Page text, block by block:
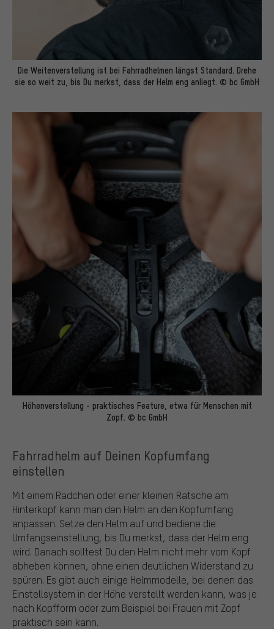
Die Weitenverstellung ist bei Fahrradhelmen längst Standard. Drehe
sie so weit zu, bis Du merkst, dass der Helm eng anliegt. © bc GmbH
Höhenverstellung - praktisches Feature, etwa für Menschen mit
Zopf. © bc GmbH
Fahrradhelm auf Deinen Kopfumfang
einstellen
Mit einem Rädchen oder einer kleinen Ratsche am
Hinterkopf kann man den Helm an den Kopfumfang
anpassen. Setze den Helm auf und bediene die
Umfangseinstellung, bis Du merkst, dass der Helm eng
wird. Danach solltest Du den Helm nicht mehr vom Kopf
abheben können, ohne einen deutlichen Widerstand zu
spüren. Es gibt auch einige Helmmodelle, bei denen das
Einstellsystem in der Höhe verstellt werden kann, was je
nach Kopfform oder zum Beispiel bei Frauen mit Zopf
praktisch sein kann.